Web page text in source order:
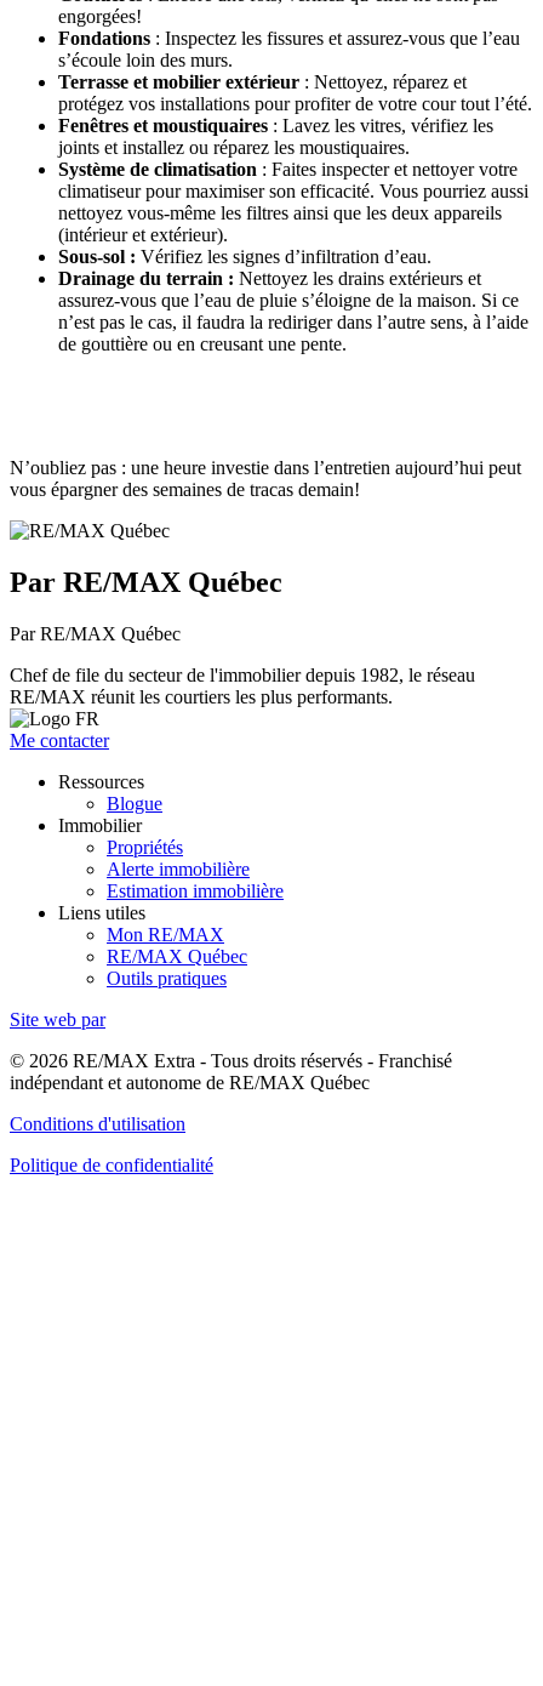
engorgées!
Fondations : Inspectez les fissures et assurez-vous que l’eau
s’écoule loin des murs.
Terrasse et mobilier extérieur : Nettoyez, réparez et
protégez vos installations pour profiter de votre cour tout l’été.
Fenêtres et moustiquaires : Lavez les vitres, vérifiez les
joints et installez ou réparez les moustiquaires.
Système de climatisation : Faites inspecter et nettoyer votre
climatiseur pour maximiser son efficacité. Vous pourriez aussi
nettoyez vous-même les filtres ainsi que les deux appareils
(intérieur et extérieur).
Sous-sol : Vérifiez les signes d’infiltration d’eau.
Drainage du terrain : Nettoyez les drains extérieurs et
assurez-vous que l’eau de pluie s’éloigne de la maison. Si ce
n’est pas le cas, il faudra la rediriger dans l’autre sens, à l’aide
de gouttière ou en creusant une pente.
N’oubliez pas : une heure investie dans l’entretien aujourd’hui peut
vous épargner des semaines de tracas demain!
Par RE/MAX Québec
Par RE/MAX Québec
Chef de file du secteur de l'immobilier depuis 1982, le réseau
RE/MAX réunit les courtiers les plus performants.
Me contacter
Ressources
Blogue
Immobilier
Propriétés
Alerte immobilière
Estimation immobilière
Liens utiles
Mon RE/MAX
RE/MAX Québec
Outils pratiques
Site web par
© 2026 RE/MAX Extra - Tous droits réservés - Franchisé
indépendant et autonome de RE/MAX Québec
Conditions d'utilisation
Politique de confidentialité